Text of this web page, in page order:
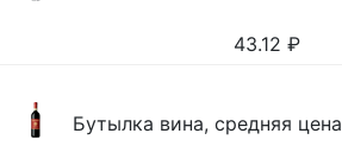
43.12 ₽
Бутылка вина, средняя цена